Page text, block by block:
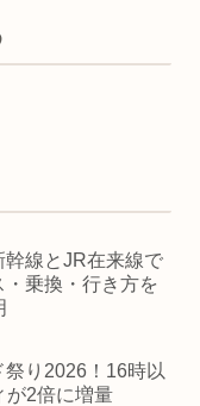
線とJR在来線で
乗換・行き方を
り2026！16時以
が2倍に増量